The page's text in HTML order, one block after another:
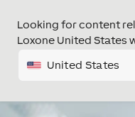
Looking for content
Loxone United States
United States